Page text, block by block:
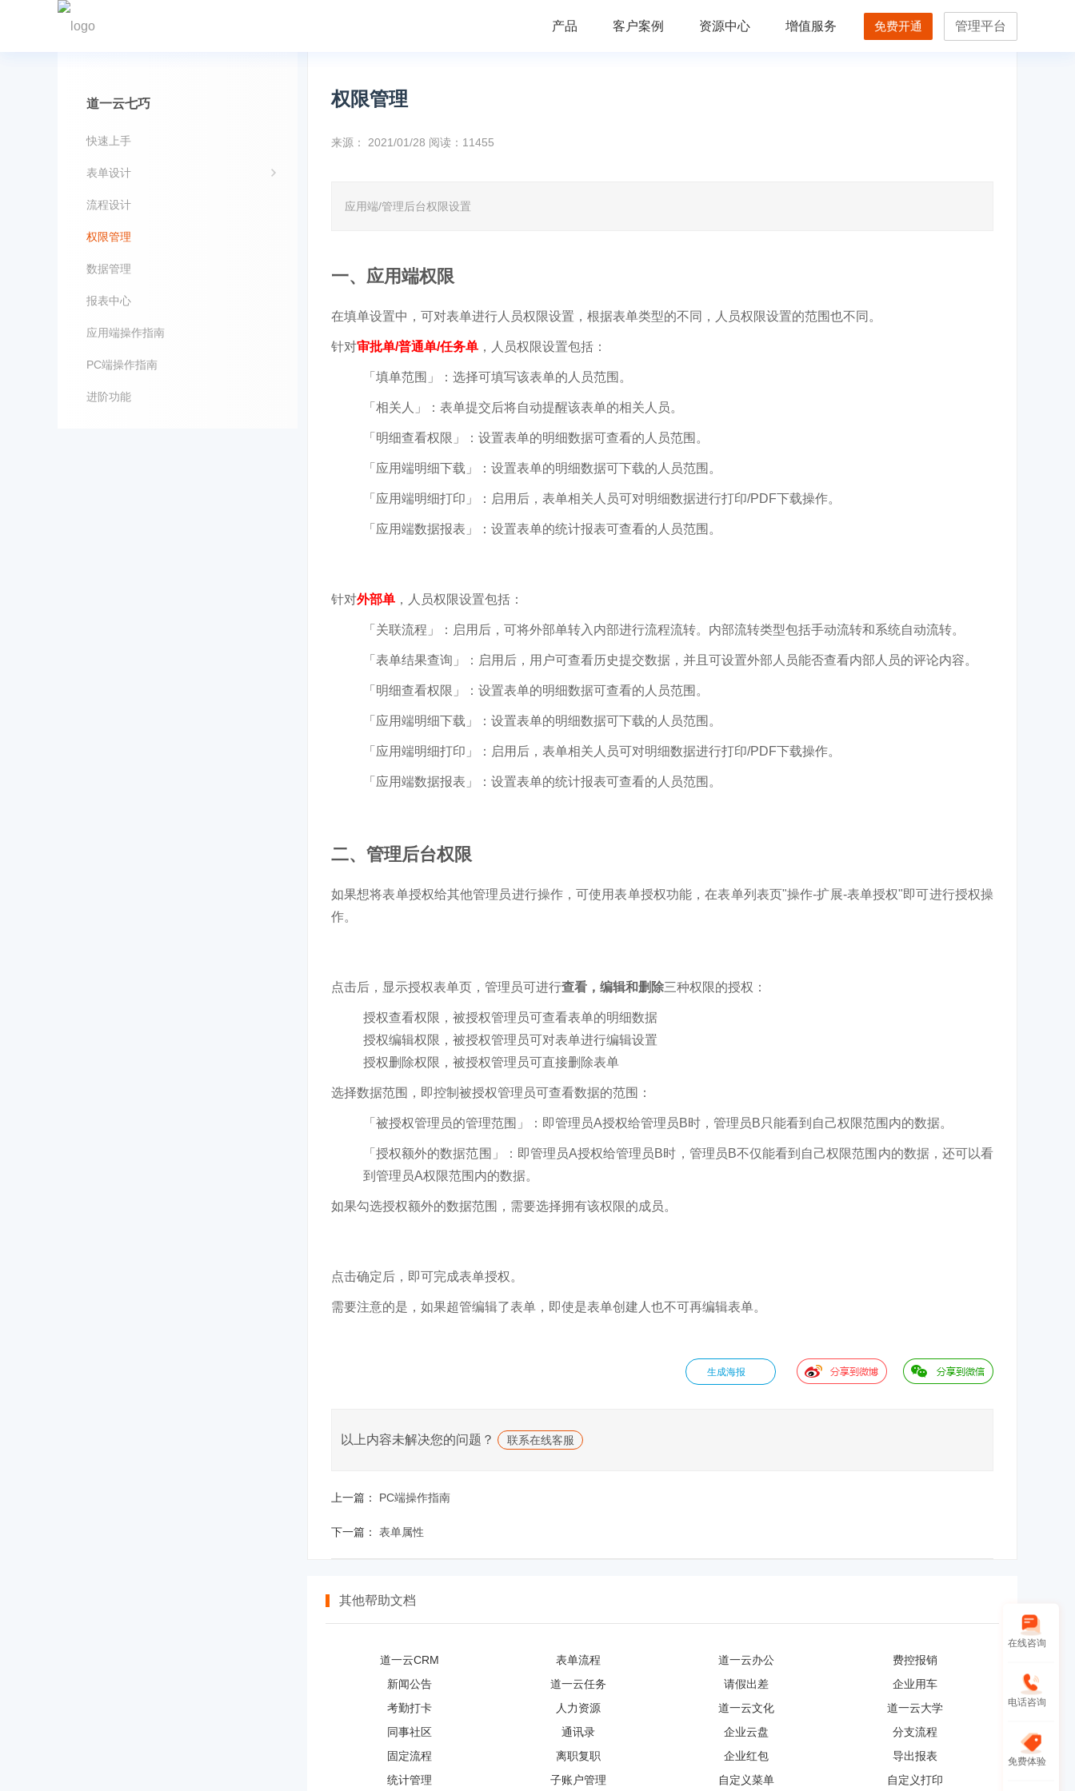
产品 客户案例 资源中心 增值服务 免费开通 管理平台
权限管理
来源： 2021/01/28 阅读：11455
应用端/管理后台权限设置
一、应用端权限
在填单设置中，可对表单进行人员权限设置，根据表单类型的不同，人员权限设置的范围也不同。
针对审批单/普通单/任务单 ，人员权限设置包括：
「填单范围」：选择可填写该表单的人员范围。
「相关人」：表单提交后将自动提醒该表单的相关人员。
「明细查看权限」：设置表单的明细数据可查看的人员范围。
「应用端明细下载」：设置表单的明细数据可下载的人员范围。
「应用端明细打印」：启用后，表单相关人员可对明细数据进行打印/PDF下载操作。
「应用端数据报表」：设置表单的统计报表可查看的人员范围。
针对外部单 ，人员权限设置包括：
「关联流程」：启用后，可将外部单转入内部进行流程流转。内部流转类型包括手动流转和系统自动流转。
「表单结果查询」：启用后，用户可查看历史提交数据，并且可设置外部人员能否查看内部人员的评论内容。
「明细查看权限」：设置表单的明细数据可查看的人员范围。
「应用端明细下载」：设置表单的明细数据可下载的人员范围。
「应用端明细打印」：启用后，表单相关人员可对明细数据进行打印/PDF下载操作。
「应用端数据报表」：设置表单的统计报表可查看的人员范围。
二、管理后台权限
如果想将表单授权给其他管理员进行操作，可使用表单授权功能，在表单列表页"操作-扩展-表单授权"即可进行授权操
作。
点击后，显示授权表单页，管理员可进行查看，编辑和删除三种权限的授权：
授权查看权限，被授权管理员可查看表单的明细数据
授权编辑权限，被授权管理员可对表单进行编辑设置
授权删除权限，被授权管理员可直接删除表单
选择数据范围，即控制被授权管理员可查看数据的范围：
「被授权管理员的管理范围」：即管理员A授权给管理员B时，管理员B只能看到自己权限范围内的数据。
「授权额外的数据范围」：即管理员A授权给管理员B时，管理员B不仅能看到自己权限范围内的数据，还可以看
到管理员A权限范围内的数据。
如果勾选授权额外的数据范围，需要选择拥有该权限的成员。
点击确定后，即可完成表单授权。
需要注意的是，如果超管编辑了表单，即使是表单创建人也不可再编辑表单。
生成海报
以上内容未解决您的问题？ 联系在线客服
上一篇： PC端操作指南
下一篇： 表单属性
其他帮助文档
道一云CRM 表单流程 道一云办公
费控报销
新闻公告
道一云任务 请假出差
企业用车
考勤打卡
人力资源 道一云文化
道一云大学
同事社区
通讯录 企业云盘
分支流程
固定流程
离职复职 企业红包
导出报表
统计管理
子账户管理 自定义菜单 自定义打印
道一云七巧
快速上手
表单设计
流程设计
权限管理
数据管理
报表中心
应用端操作指南
PC端操作指南
进阶功能
在线咨询
电话咨询
免费体验